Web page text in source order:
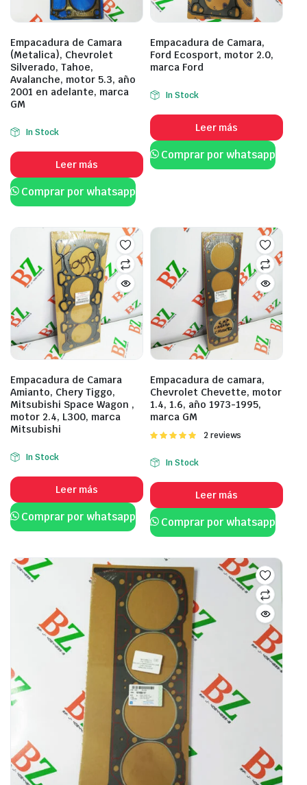
Empacadura de Camara
(Metalica), Chevrolet
Silverado, Tahoe,
Avalanche, motor 5.3, año
2001 en adelante, marca
GM
In Stock
Leer más
Comprar por whatsapp
Empacadura de Camara,
Ford Ecosport, motor 2.0,
marca Ford
In Stock
Leer más
Comprar por whatsapp
Empacadura de Camara
Amianto, Chery Tiggo,
Mitsubishi Space Wagon ,
motor 2.4, L300, marca
Mitsubishi
In Stock
Leer más
Comprar por whatsapp
Empacadura de camara,
Chevrolet Chevette, motor
1.4, 1.6, año 1973-1995,
marca GM
Valorado
5
2 reviews
In Stock
Leer más
Comprar por whatsapp